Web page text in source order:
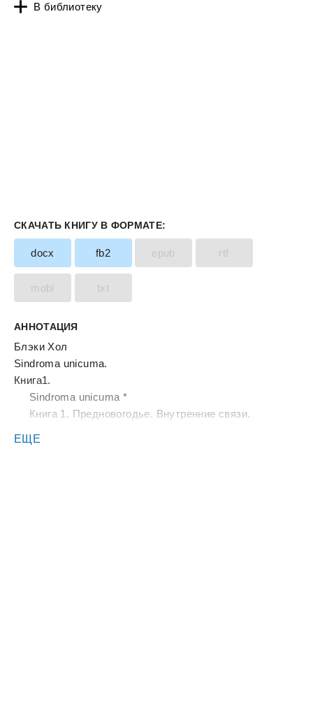
В библиотеку
СКАЧАТЬ КНИГУ В ФОРМАТЕ:
docx fb2 epub rtf
mobi txt
АННОТАЦИЯ
Блэки Хол
Sindroma unicuma.
Книга1.
Sindroma unicuma *
Книга 1. Предновогодье. Внутренние связи.
новолатинского) - уникальный синдром
ЕЩЕ